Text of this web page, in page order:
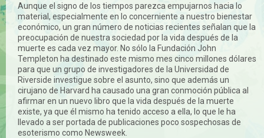
Aunque el signo de los tiempos parezca empujarnos hacia lo
material, especialmente en lo concerniente a nuestro bienestar
económico, un gran número de noticias recientes señalan que la
preocupación de nuestra sociedad por la vida después de la
muerte es cada vez mayor. No sólo la Fundación John
Templeton ha destinado este mismo mes cinco millones dólares
para que un grupo de investigadores de la Universidad de
Riverside investigue sobre el asunto, sino que además un
cirujano de Harvard ha causado una gran conmoción pública al
afirmar en un nuevo libro que la vida después de la muerte
existe, ya que él mismo ha tenido acceso a ella, lo que le ha
llevado a ser portada de publicaciones poco sospechosas de
esoterismo como Newsweek.